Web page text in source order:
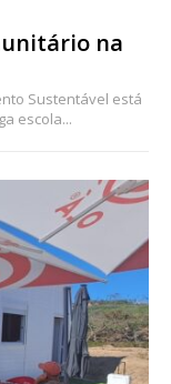
na
Sustentável está
escola...